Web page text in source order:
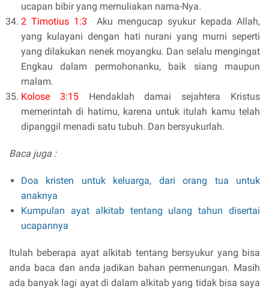
ucapan bibir yang memuliakan nama-Nya.
2 Timotius 1:3
Aku mengucap syukur kepada Allah,
yang kulayani dengan hati nurani yang murni seperti
yang dilakukan nenek moyangku. Dan selalu mengingat
Engkau dalam permohonanku, baik siang maupun
malam.
Kolose 3:15Hendaklah damai sejahtera Kristus
memerintah di hatimu, karena untuk itulah kamu telah
dipanggil menadi satu tubuh. Dan bersyukurlah.
Baca juga :
Doa kristen untuk keluarga, dari orang tua untuk
anaknya
Kumpulan ayat alkitab tentang ulang tahun disertai
ucapannya
Itulah beberapa ayat alkitab tentang bersyukur yang bisa
anda baca dan anda jadikan bahan permenungan. Masih
ada banyak lagi ayat di dalam alkitab yang tidak bisa saya